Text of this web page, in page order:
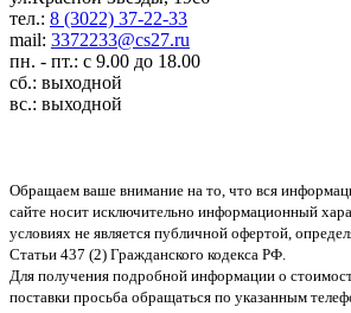
тел.: 8 (3022) 37-22-33
mail: 3372233@cs27.ru
пн. - пт.: с 9.00 до 18.00
сб.: выходной
вс.: выходной
Обращаем ваше внимание на то, что вся
сайте носит исключительно информационный
условиях не является публичной офертой,
Статьи 437 (2) Гражданского кодекса РФ.
Для получения подробной информации о
поставки просьба обращаться по указанным